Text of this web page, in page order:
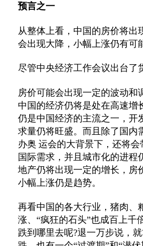
预言之一
从整体上看，中国的房价将出
会出现大降，小幅上涨仍有可
尽管中央经济工作会议出台了
房价可能会出现一定的波动和
中国的经济仍将是处在高速增
仍是中国经济的主流之一，开
求量仍将旺盛。而且除了国内
办奥 运会的大背景下，还将
国际需求，并且城市化的进程
地产仍将出现一定的增长，房
小幅上涨仍是趋势。
再看中国的各大行业，猪肉、
涨、“疯狂的石头”也成百上千
跌到哪里去呢?退一万步说，